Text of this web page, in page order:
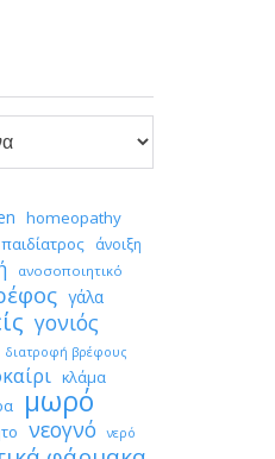
homeopathy
άνοιξη
ανοσοποιητικό
γάλα
γονιός
διατροφή βρέφους
κλάμα
μωρό
νεογνό νερό